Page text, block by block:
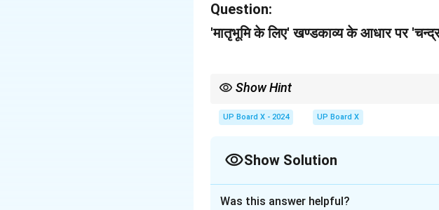
Question:
'मातृभूमि के लिए' खण्डकाव्य के आधार पर
Show Hint
चरित्र का मूल आधार है।
UP Board X - 2024 UP Board X
Show Solution
Was this answer helpful?